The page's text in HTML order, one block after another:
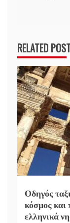
RELATED
Οδηγός
κόσμος και
ελληνικά